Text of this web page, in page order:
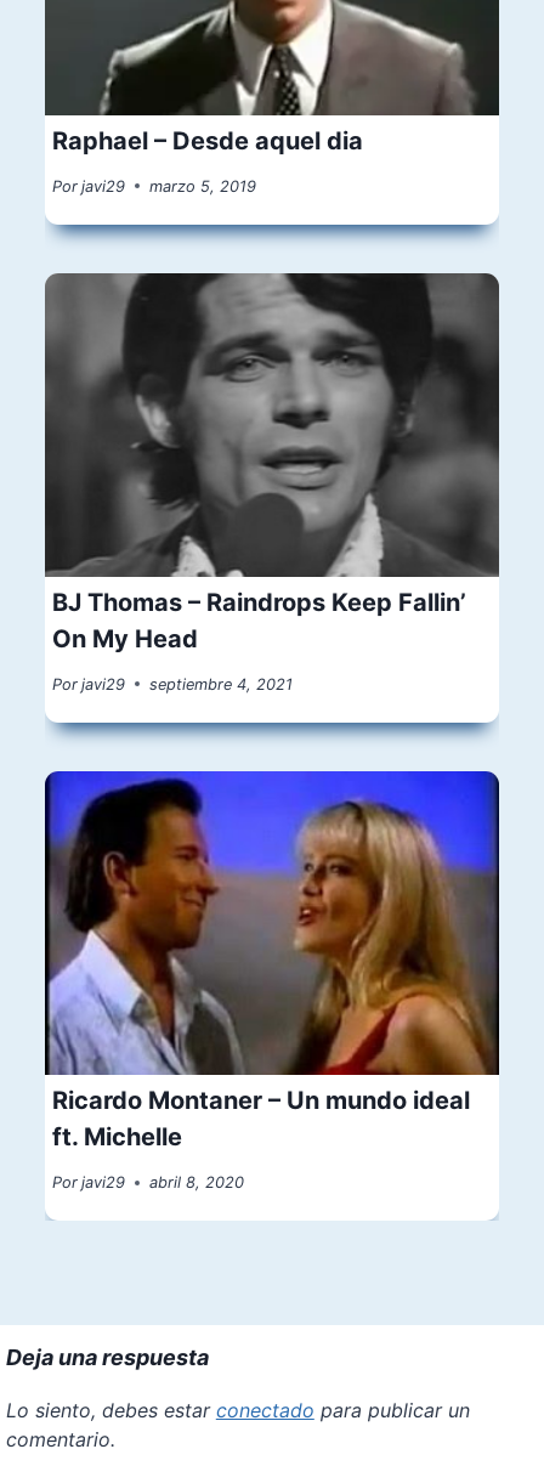
Raphael – Desde aquel dia
Por javi29 marzo 5, 2019
BJ Thomas – Raindrops Keep Fallin’
On My Head
Por javi29 septiembre 4, 2021
Ricardo Montaner – Un mundo ideal
ft. Michelle
Por javi29 abril 8, 2020
Deja una respuesta
Lo siento, debes estar conectado para publicar un
comentario.